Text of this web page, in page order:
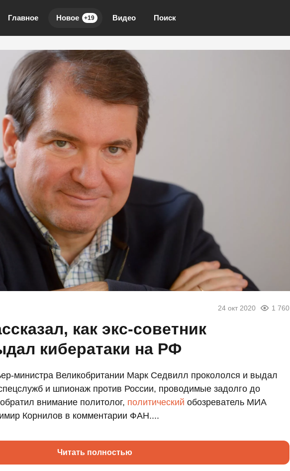
Главное Новое +19 Видео Поиск
24 окт 2020 1 760
как экс-советник
кибератаки на РФ
министра Великобритании Марк Седвилл прокололся и выдал
и шпионаж против России, проводимые задолго до
внимание политолог, политический обозреватель МИА
Корнилов в комментарии ФАН....
Читать полностью